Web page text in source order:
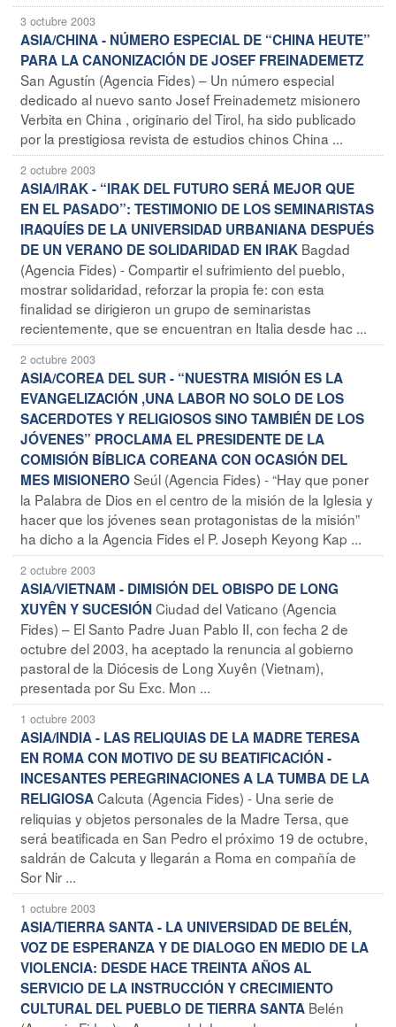
3 octubre 2003
ASIA/CHINA - NÚMERO ESPECIAL DE “CHINA HEUTE”
PARA LA CANONIZACIÓN DE JOSEF FREINADEMETZ
San Agustín (Agencia Fides) – Un número especial
dedicado al nuevo santo Josef Freinademetz misionero
Verbita en China , originario del Tirol, ha sido publicado
por la prestigiosa revista de estudios chinos China ...
2 octubre 2003
ASIA/IRAK - “IRAK DEL FUTURO SERÁ MEJOR QUE
EN EL PASADO”: TESTIMONIO DE LOS SEMINARISTAS
IRAQUÍES DE LA UNIVERSIDAD URBANIANA DESPUÉS
DE UN VERANO DE SOLIDARIDAD EN IRAK Bagdad
(Agencia Fides) - Compartir el sufrimiento del pueblo,
mostrar solidaridad, reforzar la propia fe: con esta
finalidad se dirigieron un grupo de seminaristas
recientemente, que se encuentran en Italia desde hac ...
2 octubre 2003
ASIA/COREA DEL SUR - “NUESTRA MISIÓN ES LA
EVANGELIZACIÓN ,UNA LABOR NO SOLO DE LOS
SACERDOTES Y RELIGIOSOS SINO TAMBIÉN DE LOS
JÓVENES” PROCLAMA EL PRESIDENTE DE LA
COMISIÓN BÍBLICA COREANA CON OCASIÓN DEL
MES MISIONEROSeúl (Agencia Fides) - “Hay que poner
la Palabra de Dios en el centro de la misión de la Iglesia y
hacer que los jóvenes sean protagonistas de la misión”
ha dicho a la Agencia Fides el P. Joseph Keyong Kap ...
2 octubre 2003
ASIA/VIETNAM - DIMISIÓN DEL OBISPO DE LONG
XUYÊN Y SUCESIÓNCiudad del Vaticano (Agencia
Fides) – El Santo Padre Juan Pablo II, con fecha 2 de
octubre del 2003, ha aceptado la renuncia al gobierno
pastoral de la Diócesis de Long Xuyên (Vietnam),
presentada por Su Exc. Mon ...
1 octubre 2003
ASIA/INDIA - LAS RELIQUIAS DE LA MADRE TERESA
EN ROMA CON MOTIVO DE SU BEATIFICACIÓN -
INCESANTES PEREGRINACIONES A LA TUMBA DE LA
RELIGIOSACalcuta (Agencia Fides) - Una serie de
reliquias y objetos personales de la Madre Tersa, que
será beatificada en San Pedro el próximo 19 de octubre,
saldrán de Calcuta y llegarán a Roma en compañía de
Sor Nir ...
1 octubre 2003
ASIA/TIERRA SANTA - LA UNIVERSIDAD DE BELÉN,
VOZ DE ESPERANZA Y DE DIALOGO EN MEDIO DE LA
VIOLENCIA: DESDE HACE TREINTA AÑOS AL
SERVICIO DE LA INSTRUCCIÓN Y CRECIMIENTO
CULTURAL DEL PUEBLO DE TIERRA SANTA Belén